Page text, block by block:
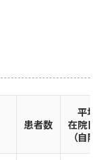
患者数
平均
在院日
（自院）